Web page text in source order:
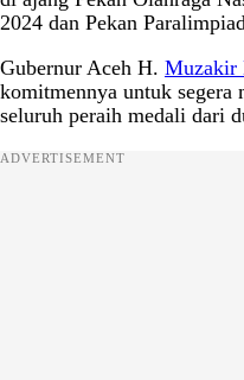
2024 dan Pekan
Gubernur Aceh H. Muzakir
komitmennya untuk segera
seluruh peraih medali dari
ADVERTISEMENT